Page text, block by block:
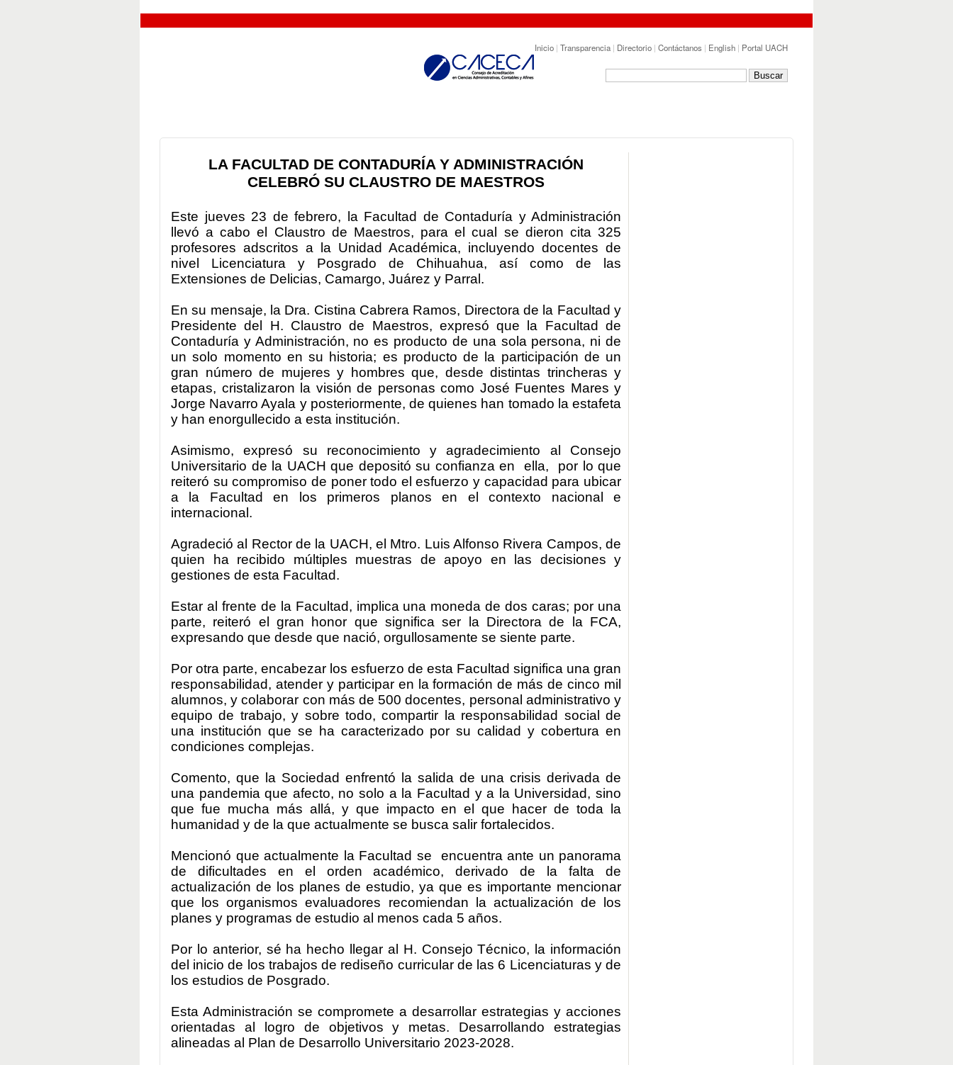
Inicio | Transparencia | Directorio | Contáctanos | English | Portal UACH
LA FACULTAD DE CONTADURÍA Y ADMINISTRACIÓN
CELEBRÓ SU CLAUSTRO DE MAESTROS
Este jueves 23 de febrero, la Facultad de Contaduría y Administración
llevó a cabo el Claustro de Maestros, para el cual se dieron cita 325
profesores adscritos a la Unidad Académica, incluyendo docentes de
nivel Licenciatura y Posgrado de Chihuahua, así como de las
Extensiones de Delicias, Camargo, Juárez y Parral.
En su mensaje, la Dra. Cistina Cabrera Ramos, Directora de la Facultad y
Presidente del H. Claustro de Maestros, expresó que la Facultad de
Contaduría y Administración, no es producto de una sola persona, ni de
un solo momento en su historia; es producto de la participación de un
gran número de mujeres y hombres que, desde distintas trincheras y
etapas, cristalizaron la visión de personas como José Fuentes Mares y
Jorge Navarro Ayala y posteriormente, de quienes han tomado la estafeta
y han enorgullecido a esta institución.
Asimismo, expresó su reconocimiento y agradecimiento al Consejo
Universitario de la UACH que depositó su confianza en ella, por lo que
reiteró su compromiso de poner todo el esfuerzo y capacidad para ubicar
a la Facultad en los primeros planos en el contexto nacional e
internacional.
Agradeció al Rector de la UACH, el Mtro. Luis Alfonso Rivera Campos, de
quien ha recibido múltiples muestras de apoyo en las decisiones y
gestiones de esta Facultad.
Estar al frente de la Facultad, implica una moneda de dos caras; por una
parte, reiteró el gran honor que significa ser la Directora de la FCA,
expresando que desde que nació, orgullosamente se siente parte.
Por otra parte, encabezar los esfuerzo de esta Facultad significa una gran
responsabilidad, atender y participar en la formación de más de cinco mil
alumnos, y colaborar con más de 500 docentes, personal administrativo y
equipo de trabajo, y sobre todo, compartir la responsabilidad social de
una institución que se ha caracterizado por su calidad y cobertura en
condiciones complejas.
Comento, que la Sociedad enfrentó la salida de una crisis derivada de
una pandemia que afecto, no solo a la Facultad y a la Universidad, sino
que fue mucha más allá, y que impacto en el que hacer de toda la
humanidad y de la que actualmente se busca salir fortalecidos.
Mencionó que actualmente la Facultad se encuentra ante un panorama
de dificultades en el orden académico, derivado de la falta de
actualización de los planes de estudio, ya que es importante mencionar
que los organismos evaluadores recomiendan la actualización de los
planes y programas de estudio al menos cada 5 años.
Por lo anterior, sé ha hecho llegar al H. Consejo Técnico, la información
del inicio de los trabajos de rediseño curricular de las 6 Licenciaturas y de
los estudios de Posgrado.
Esta Administración se compromete a desarrollar estrategias y acciones
orientadas al logro de objetivos y metas. Desarrollando estrategias
alineadas al Plan de Desarrollo Universitario 2023-2028.